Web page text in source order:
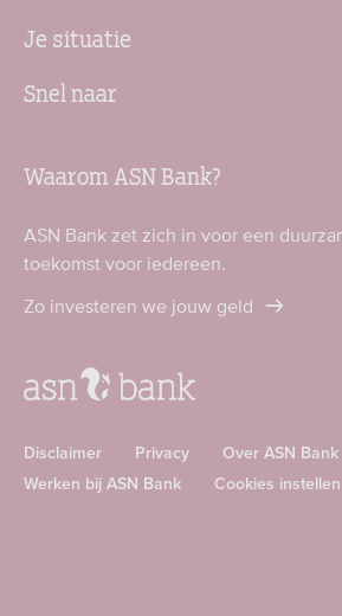
Je situatie
Snel naar
Waarom ASN Bank?
ASN Bank zet zich in voor een
toekomst voor iedereen.
Zo investeren we jouw geld
Disclaimer Privacy
Over ASN Bank
Werken bij ASN Bank
Cookies instellen